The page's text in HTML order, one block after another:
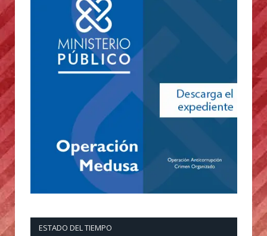
ESTADO DEL TIEMPO